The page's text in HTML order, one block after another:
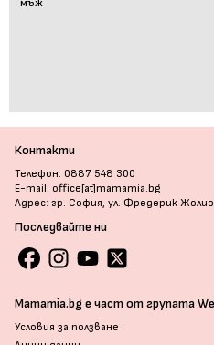
мъж
Контакти
Телефон: 0887 548 300
E-mail: office[at]mamamia.bg
Адрес: гр. София, ул. Фредерик
Последвайте ни
Mamamia.bg е част от групата
Условия за ползване